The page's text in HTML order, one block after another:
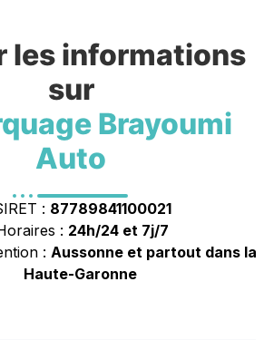
les informations
sur
Brayoumi
Auto
: 87789841100021
: 24h/24 et 7j/7
: Aussonne et partout dans la
Haute-Garonne